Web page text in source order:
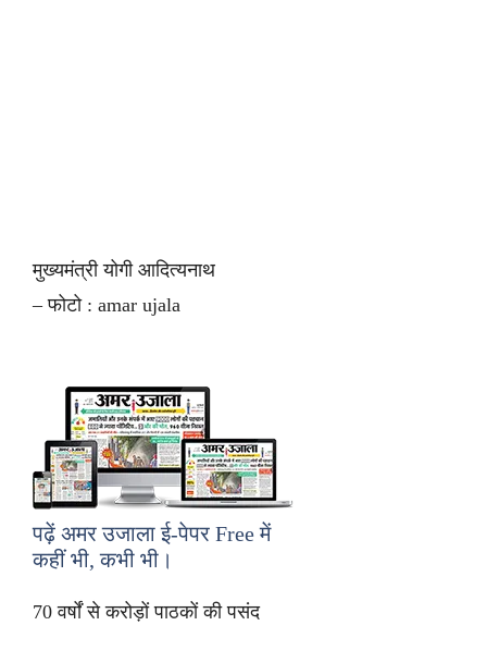
मुख्यमंत्री योगी आदित्यनाथ
– फोटो : amar ujala
पढ़ें अमर उजाला ई-पेपर Freeमें
कहीं भी, कभी भी।
70 वर्षों से करोड़ों पाठकों की पसंद